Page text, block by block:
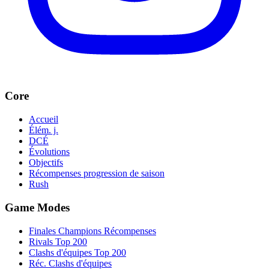
Core
Accueil
Élém. j.
DCÉ
Évolutions
Objectifs
Récompenses progression de saison
Rush
Game Modes
Finales Champions Récompenses
Rivals Top 200
Clashs d'équipes Top 200
Réc. Clashs d'équipes